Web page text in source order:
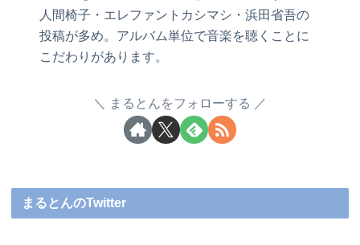
人間椅子・エレファントカシマシ・浜田省吾の
投稿が多め。アルバム単位で音楽を聴くことに
こだわりがあります。
まるとんをフォローする
まるとんのTwitter